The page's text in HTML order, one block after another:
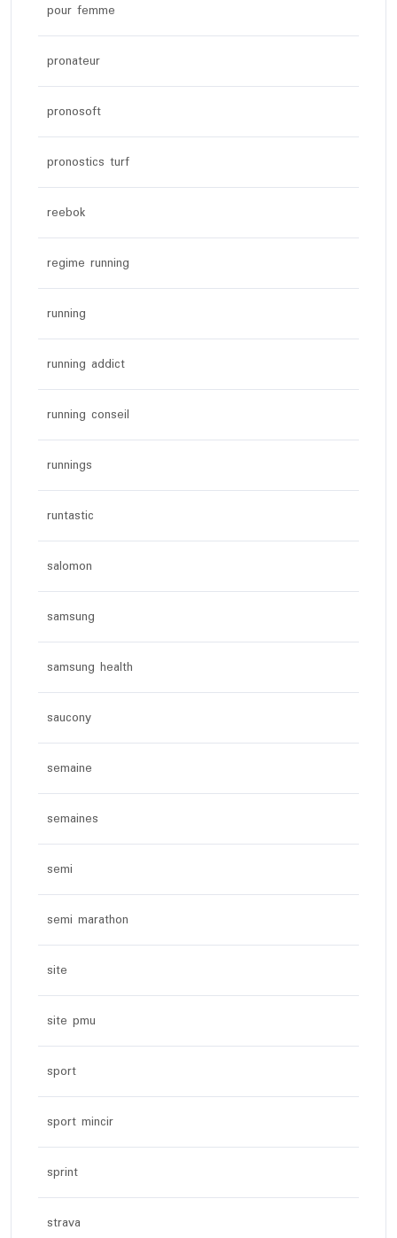
pour femme
pronateur
pronosoft
pronostics turf
reebok
regime running
running
running addict
running conseil
runnings
runtastic
salomon
samsung
samsung health
saucony
semaine
semaines
semi
semi marathon
site
site pmu
sport
sport mincir
sprint
strava